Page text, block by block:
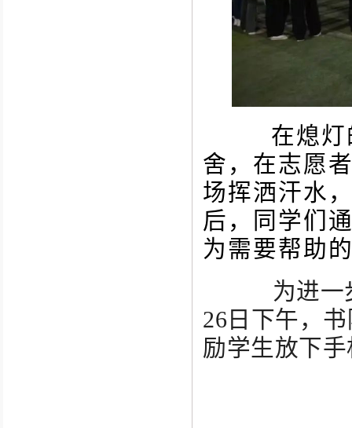
在熄灯
舍，在志愿
场挥洒汗水
后，同学们
为需要帮助
为进一
26日下午，
励学生放下